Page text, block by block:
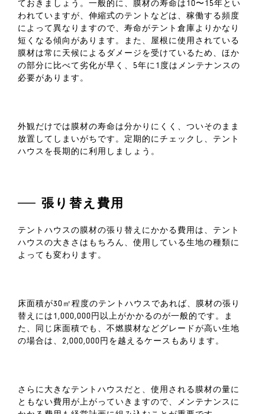
ておきましょう。一般的に、膜材の寿命は10〜15年とい
われていますが、伸縮式のテントなどは、稼働する頻度
によって異なりますので、寿命がテント倉庫よりかなり
短くなる傾向があります。また、屋根に使用されている
膜材は常に天候によるダメージを受けているため、ほか
の部分に比べて劣化が早く、5年に1度はメンテナンスの
必要があります。
外観だけでは膜材の寿命は分かりにくく、ついそのまま
放置してしまいがちです。定期的にチェックし、テント
ハウスを長期的に利用しましょう。
張り替え費用
テントハウスの膜材の張り替えにかかる費用は、テント
ハウスの大きさはもちろん、使用している生地の種類に
よっても変わります。
床面積が30㎡程度のテントハウスであれば、膜材の張り
替えには1,000,000円以上がかかるのが一般的です。ま
た、同じ床面積でも、不燃膜材などグレードが高い生地
の場合は、2,000,000円を越えるケースもあります。
さらに大きなテントハウスだと、使用される膜材の量に
ともない費用が上がっていきますので、メンテナンスに